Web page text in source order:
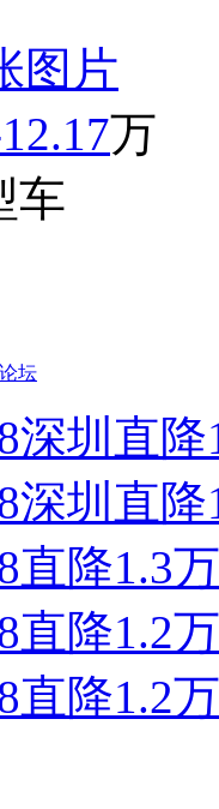
图片
万
车
论坛
深圳直
深圳直
直降1.3
直降1.2
直降1.2